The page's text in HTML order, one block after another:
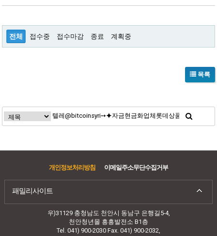
전체 접수중 접수마감 종료 계획중
목록
개인정보처리방침 이메일주소무단수집거부
패밀리사이트
우)31129 충청남도 천안시 동남구 은행길5-4,
천안청년몰 흥흥발전소 B1층
Tel. 041) 900-2030 Fax. 041) 900-2032,